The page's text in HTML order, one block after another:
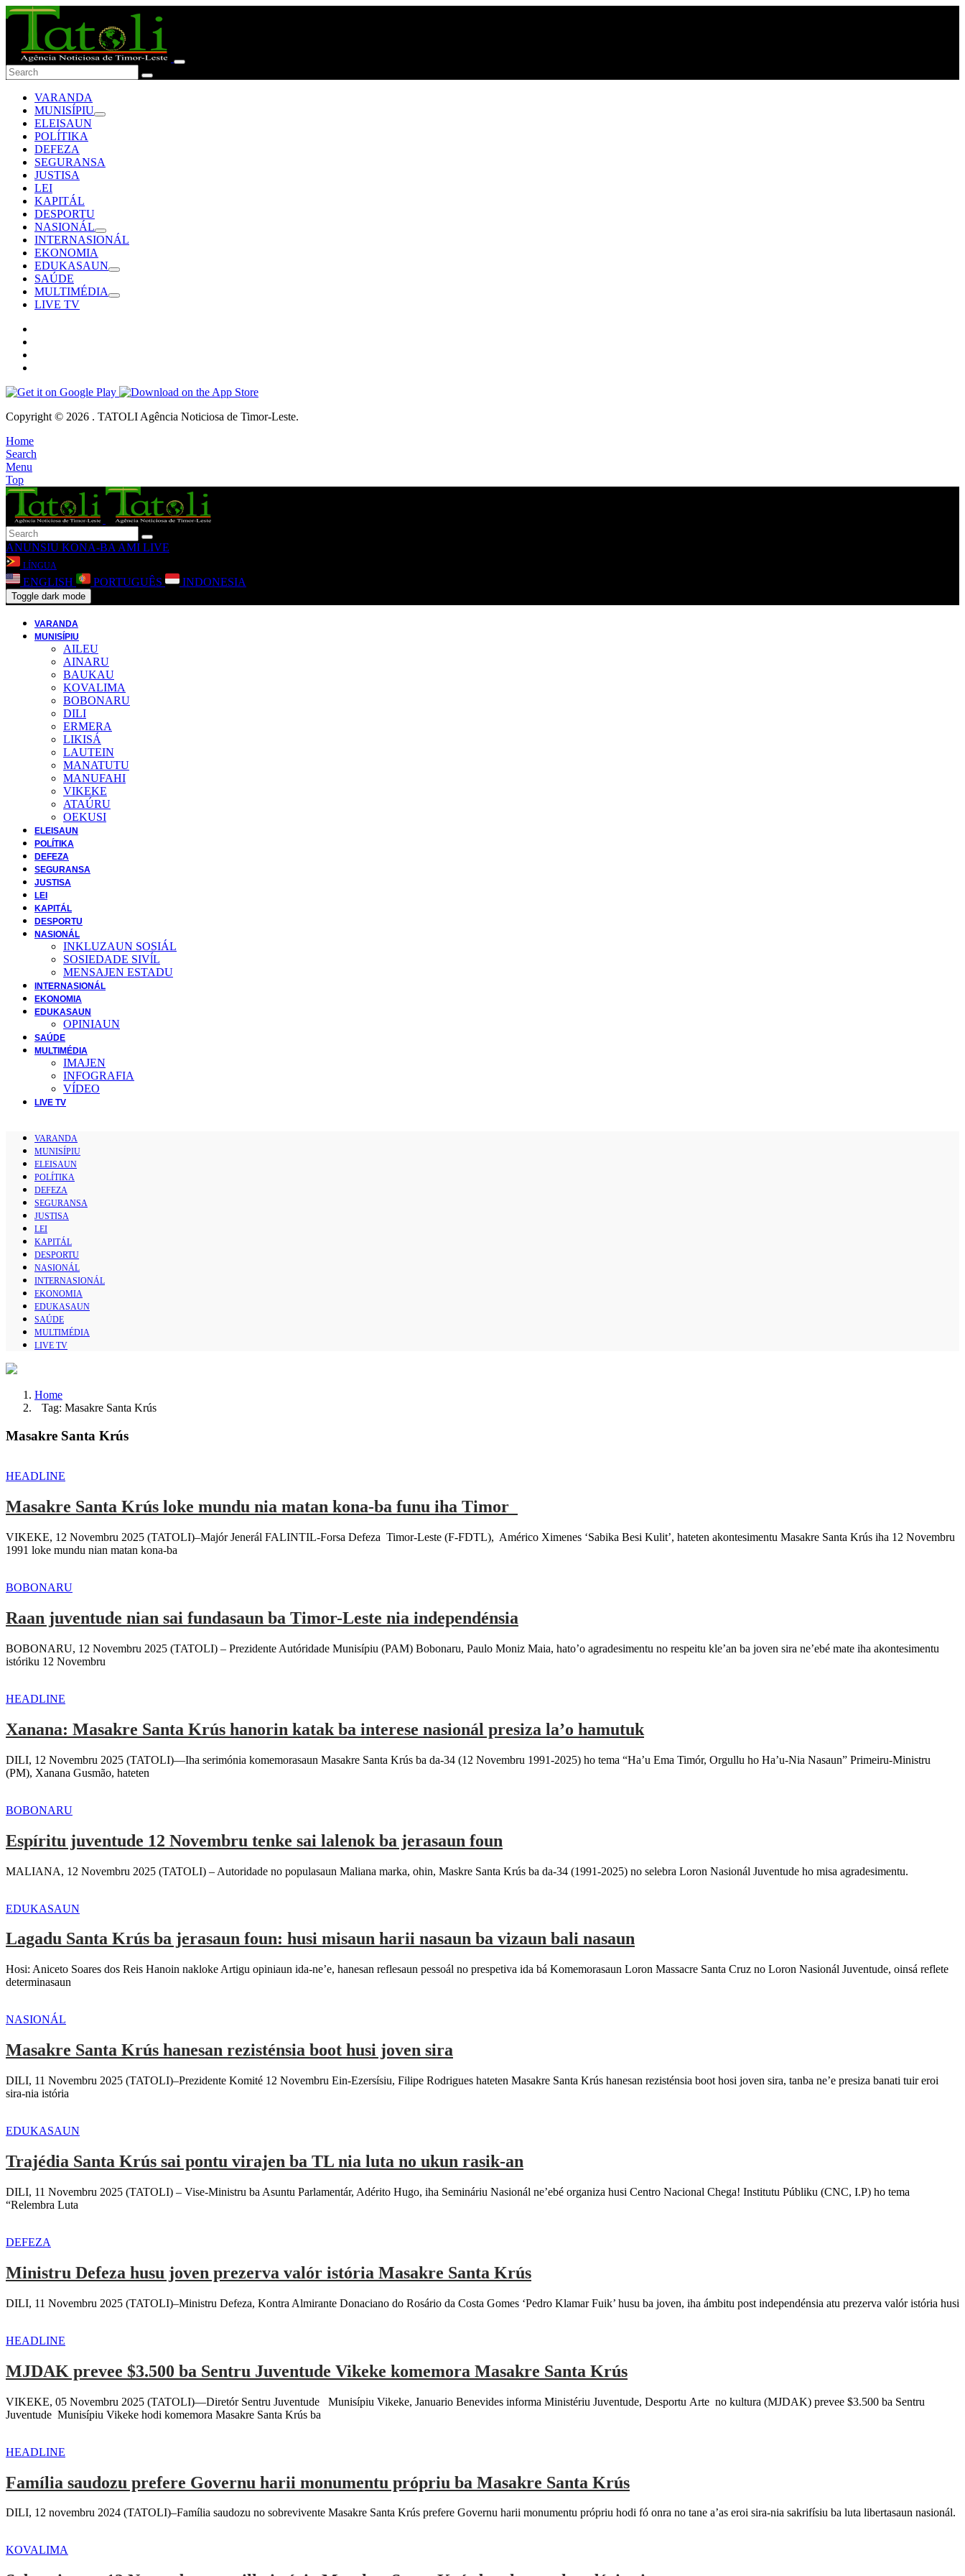
VARANDA
MUNISÍPIU
ELEISAUN
POLÍTIKA
DEFEZA
SEGURANSA
JUSTISA
LEI
KAPITÁL
DESPORTU
NASIONÁL
INTERNASIONÁL
EKONOMIA
EDUKASAUN
SAÚDE
MULTIMÉDIA
LIVE TV
Copyright © 2026 . TATOLI Agência Noticiosa de Timor-Leste.
Home
Search
Menu
Top
ANUNSIU KONA-BA AMI LIVE
LÍNGUA
ENGLISH PORTUGUÊS INDONESIA
Toggle dark mode
VARANDA
MUNISÍPIU
AILEU
AINARU
BAUKAU
KOVALIMA
BOBONARU
DILI
ERMERA
LIKISÁ
LAUTEIN
MANATUTU
MANUFAHI
VIKEKE
ATAÚRU
OEKUSI
ELEISAUN
POLÍTIKA
DEFEZA
SEGURANSA
JUSTISA
LEI
KAPITÁL
DESPORTU
NASIONÁL
INKLUZAUN SOSIÁL
SOSIEDADE SIVĺL
MENSAJEN ESTADU
INTERNASIONÁL
EKONOMIA
EDUKASAUN
OPINIAUN
SAÚDE
MULTIMÉDIA
IMAJEN
INFOGRAFIA
VÍDEO
LIVE TV
VARANDA
MUNISÍPIU
ELEISAUN
POLÍTIKA
DEFEZA
SEGURANSA
JUSTISA
LEI
KAPITÁL
DESPORTU
NASIONÁL
INTERNASIONÁL
EKONOMIA
EDUKASAUN
SAÚDE
MULTIMÉDIA
LIVE TV
Home
Tag: Masakre Santa Krús
Masakre Santa Krús
HEADLINE
Masakre Santa Krús loke mundu nia matan kona-ba funu iha Timor
VIKEKE, 12 Novembru 2025 (TATOLI)–Majór Jenerál FALINTIL-Forsa Defeza Timor-Leste (F-FDTL), Américo Ximenes ‘Sabika Besi Kulit’, hateten akontesimentu Masakre Santa Krús iha 12 Novembru
1991 loke mundu nian matan kona-ba
BOBONARU
Raan juventude nian sai fundasaun ba Timor-Leste nia independénsia
BOBONARU, 12 Novembru 2025 (TATOLI) – Prezidente Autóridade Munisípiu (PAM) Bobonaru, Paulo Moniz Maia, hato’o agradesimentu no respeitu kle’an ba joven sira neʼebé mate iha akontesimentu
istóriku 12 Novembru
HEADLINE
Xanana: Masakre Santa Krús hanorin katak ba interese nasionál presiza la’o hamutuk
DILI, 12 Novembru 2025 (TATOLI)—Iha serimónia komemorasaun Masakre Santa Krús ba da-34 (12 Novembru 1991-2025) ho tema “Ha’u Ema Timór, Orgullu ho Ha’u-Nia Nasaun” Primeiru-Ministru
(PM), Xanana Gusmão, hateten
BOBONARU
Espíritu juventude 12 Novembru tenke sai lalenok ba jerasaun foun
MALIANA, 12 Novembru 2025 (TATOLI) – Autoridade no populasaun Maliana marka, ohin, Maskre Santa Krús ba da-34 (1991-2025) no selebra Loron Nasionál Juventude ho misa agradesimentu.
EDUKASAUN
Lagadu Santa Krús ba jerasaun foun: husi misaun harii nasaun ba vizaun bali nasaun
Hosi: Aniceto Soares dos Reis Hanoin nakloke Artigu opiniaun ida-ne’e, hanesan reflesaun pessoál no prespetiva ida bá Komemorasaun Loron Massacre Santa Cruz no Loron Nasionál Juventude, oinsá reflete
determinasaun
NASIONÁL
Masakre Santa Krús hanesan rezisténsia boot husi joven sira
DILI, 11 Novembru 2025 (TATOLI)–Prezidente Komité 12 Novembru Ein-Ezersísiu, Filipe Rodrigues hateten Masakre Santa Krús hanesan rezisténsia boot hosi joven sira, tanba ne’e presiza banati tuir eroi
sira-nia istória
EDUKASAUN
Trajédia Santa Krús sai pontu virajen ba TL nia luta no ukun rasik-an
DILI, 11 Novembru 2025 (TATOLI) – Vise-Ministru ba Asuntu Parlamentár, Adérito Hugo, iha Semináriu Nasionál ne’ebé organiza husi Centro Nacional Chega! Institutu Públiku (CNC, I.P) ho tema
“Relembra Luta
DEFEZA
Ministru Defeza husu joven prezerva valór istória Masakre Santa Krús
DILI, 11 Novembru 2025 (TATOLI)–Ministru Defeza, Kontra Almirante Donaciano do Rosário da Costa Gomes ‘Pedro Klamar Fuik’ husu ba joven, iha ámbitu post independénsia atu prezerva valór istória husi
HEADLINE
MJDAK prevee $3.500 ba Sentru Juventude Vikeke komemora Masakre Santa Krús
VIKEKE, 05 Novembru 2025 (TATOLI)—Diretór Sentru Juventude Munisípiu Vikeke, Januario Benevides informa Ministériu Juventude, Desportu Arte no kultura (MJDAK) prevee $3.500 ba Sentru
Juventude Munisípiu Vikeke hodi komemora Masakre Santa Krús ba
HEADLINE
Família saudozu prefere Governu harii monumentu própriu ba Masakre Santa Krús
DILI, 12 novembru 2024 (TATOLI)–Família saudozu no sobrevivente Masakre Santa Krús prefere Governu harii monumentu própriu hodi fó onra no tane a’as eroi sira-nia sakrifísiu ba luta libertasaun nasionál.
KOVALIMA